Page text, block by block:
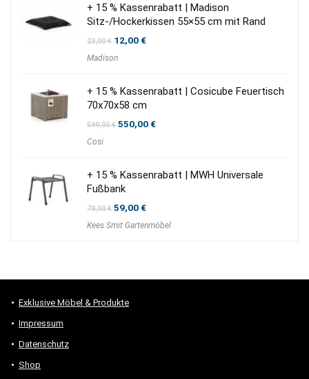
+ 15 % Kassenrabatt | Madison
Sitz-/Hockerkissen 55×55 cm mit Rand
23,00€ Ursprünglicher
war:
12,00€Aktueller
Madison
+ 15 % Kassenrabatt | Cosicube Feuertisch
70x70x58 cm
599,00€ Ursprünglicher
550,00€Aktueller
Cosi
+ 15 % Kassenrabatt | MWH Universale
Fußbank
79,00€ Ursprünglicher
war:
59,00€Aktueller
ist:
Kees Smit Gartenmöbel
Exklusive Möbel & Produkte
Impressum
Datenschutz
Shop